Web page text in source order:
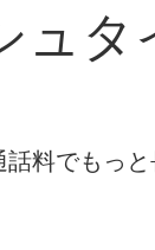
ュ
料でもっ